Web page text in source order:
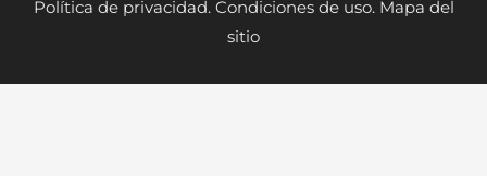
Política de privacidad. Condiciones de uso.Mapa del
sitio